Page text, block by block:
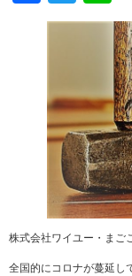
株式会社ワイユー・まご
全国的にコロナが蔓延し